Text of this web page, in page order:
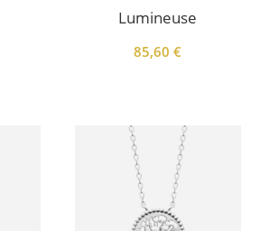
Lumineuse
85,60€